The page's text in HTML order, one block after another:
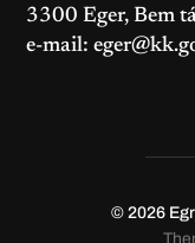
3300 Eger, Bem
e-mail:
© 2026